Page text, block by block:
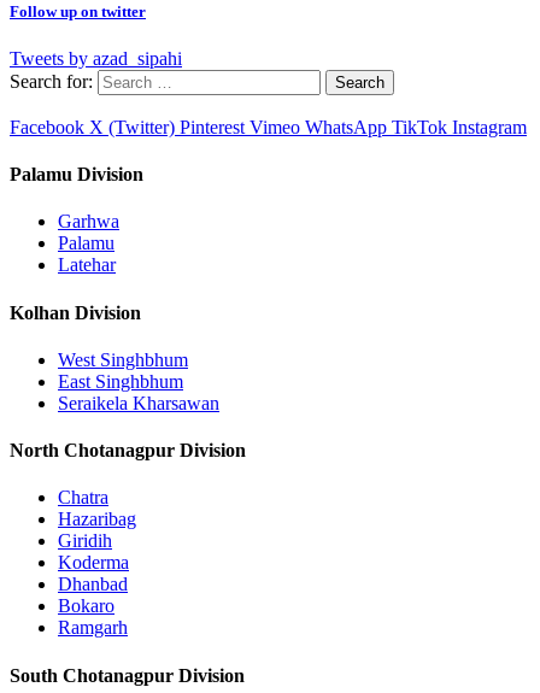
Follow up on twitter
Tweets by azad_sipahi
Search for:
Facebook X (Twitter) Pinterest Vimeo WhatsApp TikTok Instagram
Palamu Division
Garhwa
Palamu
Latehar
Kolhan Division
West Singhbhum
East Singhbhum
Seraikela Kharsawan
North Chotanagpur Division
Chatra
Hazaribag
Giridih
Koderma
Dhanbad
Bokaro
Ramgarh
South Chotanagpur Division